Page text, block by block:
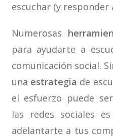
escuchar (y responder
Numerosas
para ayudarte a
comunicación social.
una estrategia de
el esfuerzo puede
las redes sociales
adelantarte a tus